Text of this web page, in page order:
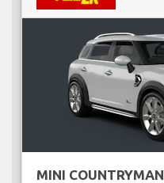
MINI COUNTRYMAN